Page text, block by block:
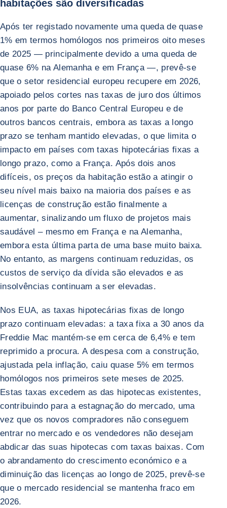
habitações são diversificadas
Após ter registado novamente uma queda de quase
1% em termos homólogos nos primeiros oito meses
de 2025 — principalmente devido a uma queda de
quase 6% na Alemanha e em França —, prevê-se
que o setor residencial europeu recupere em 2026,
apoiado pelos cortes nas taxas de juro dos últimos
anos por parte do Banco Central Europeu e de
outros bancos centrais, embora as taxas a longo
prazo se tenham mantido elevadas, o que limita o
impacto em países com taxas hipotecárias fixas a
longo prazo, como a França. Após dois anos
difíceis, os preços da habitação estão a atingir o
seu nível mais baixo na maioria dos países e as
licenças de construção estão finalmente a
aumentar, sinalizando um fluxo de projetos mais
saudável – mesmo em França e na Alemanha,
embora esta última parta de uma base muito baixa.
No entanto, as margens continuam reduzidas, os
custos de serviço da dívida são elevados e as
insolvências continuam a ser elevadas.
Nos EUA, as taxas hipotecárias fixas de longo
prazo continuam elevadas: a taxa fixa a 30 anos da
Freddie Mac mantém-se em cerca de 6,4% e tem
reprimido a procura. A despesa com a construção,
ajustada pela inflação, caiu quase 5% em termos
homólogos nos primeiros sete meses de 2025.
Estas taxas excedem as das hipotecas existentes,
contribuindo para a estagnação do mercado, uma
vez que os novos compradores não conseguem
entrar no mercado e os vendedores não desejam
abdicar das suas hipotecas com taxas baixas. Com
o abrandamento do crescimento económico e a
diminuição das licenças ao longo de 2025, prevê-se
que o mercado residencial se mantenha fraco em
2026.